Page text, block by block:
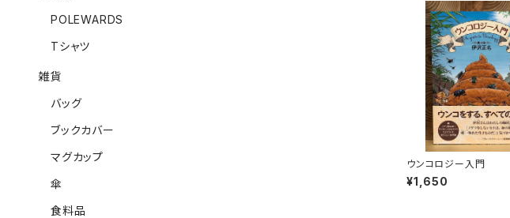
ウンコロジー入門
¥1,650
POLEWARDS
Tシャツ
雑貨
バッグ
ブックカバー
マグカップ
傘
食料品